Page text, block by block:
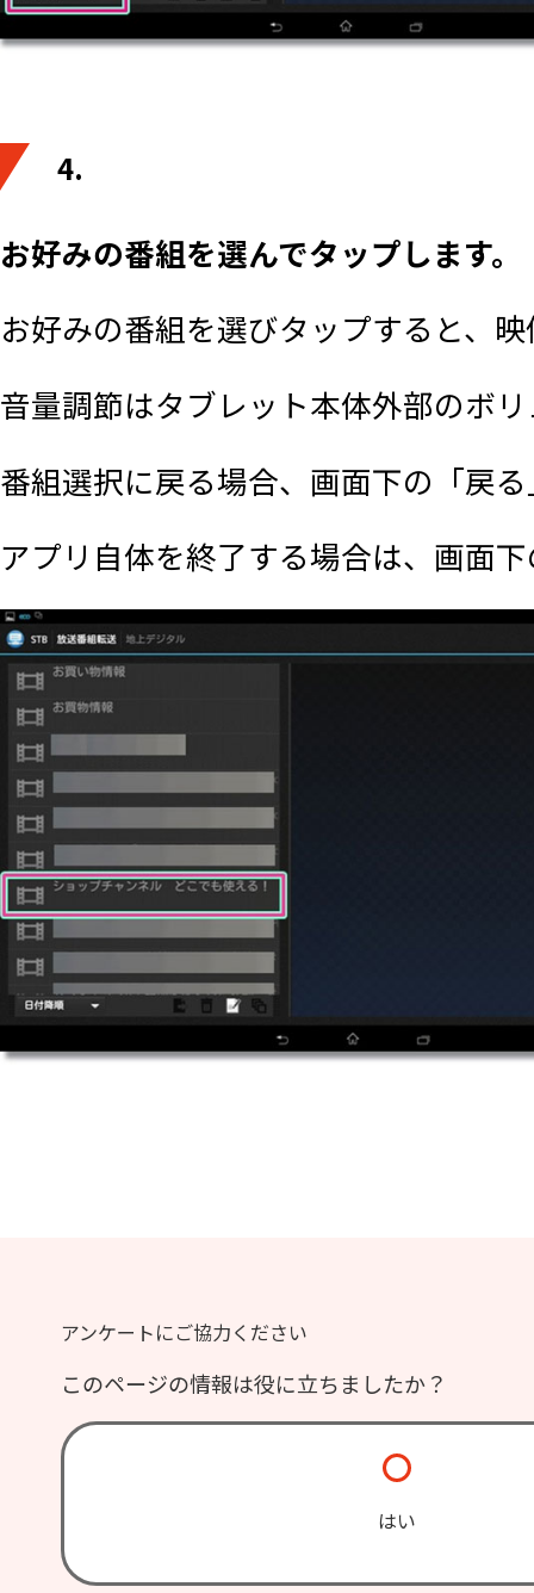
4.
お好みの番組を選んでタップします。
お好みの番組を選びタップすると、
音量調節はタブレット本体外部のボ
番組選択に戻る場合、画面下の「戻
アプリ自体を終了する場合は、画面
アンケートにご協力ください
このページの情報は役に立ちましたか？
はい